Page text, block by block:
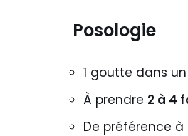
Posologie
1 goutte dans
À prendre 2 à 4
De préférence